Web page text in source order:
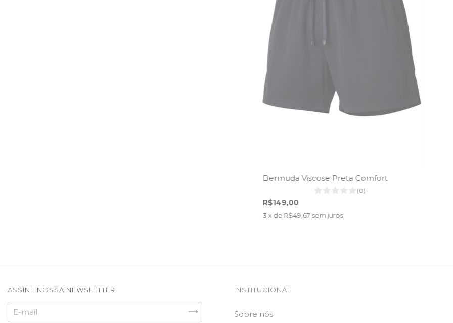
Bermuda Viscose Preta Comfort
(0)
R$149,00
3 x de R$49,67 sem juros
ASSINE NOSSA NEWSLETTER INSTITUCIONAL
Sobre nós